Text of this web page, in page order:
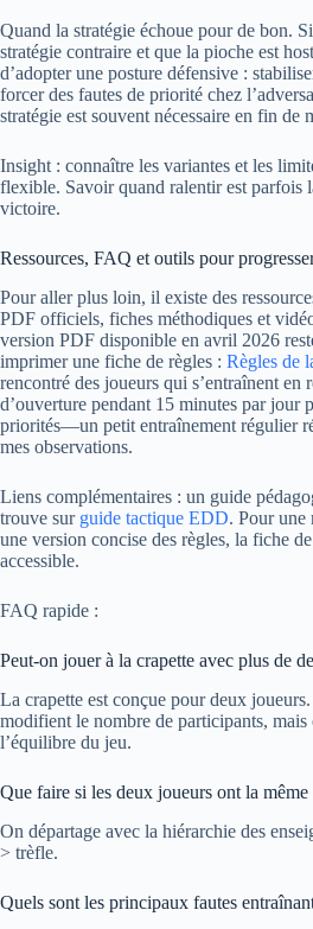
Quand la stratégie échoue pour de bon.
stratégie contraire et que la pioche est
d’adopter une posture défensive :
forcer des fautes de priorité chez
stratégie est souvent nécessaire en fin de
Insight : connaître les variantes et les
flexible. Savoir quand ralentir est parfois
victoire.
Ressources, FAQ et outils pour
Pour aller plus loin, il existe des
PDF officiels, fiches méthodiques et
version PDF disponible en avril 2026
imprimer une fiche de règles : Règles de
rencontré des joueurs qui s’entraînent en
d’ouverture pendant 15 minutes par jour
priorités—un petit entraînement régulier
mes observations.
Liens complémentaires : un guide
trouve sur guide tactique EDD. Pour une
une version concise des règles, la fiche de
accessible.
FAQ rapide :
Peut-on jouer à la crapette avec plus de
La crapette est conçue pour deux
modifient le nombre de participants,
l’équilibre du jeu.
Que faire si les deux joueurs ont la
On départage avec la hiérarchie des
> trèfle.
Quels sont les principaux fautes